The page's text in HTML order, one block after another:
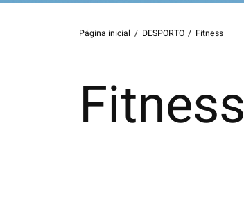
Página inicial / DESPORTO / Fitness
Fitness